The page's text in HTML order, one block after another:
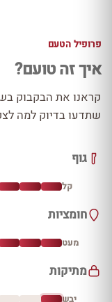
פרופיל הטעם
איך זה טועם?
קראנו את הבקבוק
שתדעו בדיוק למה
גוף
קל
חומציות
מעט
מתיקות
יבש